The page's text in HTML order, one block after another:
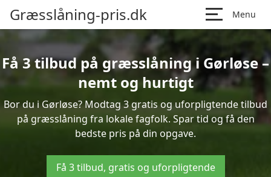
Græsslåning-pris.dk Menu
Få 3 tilbud på græsslåning i Gørløse –
nemt og hurtigt
Bor du i Gørløse? Modtag 3 gratis og uforpligtende tilbud
på græsslåning fra lokale fagfolk. Spar tid og få den
bedste pris på din opgave.
Få 3 tilbud, gratis og uforpligtende